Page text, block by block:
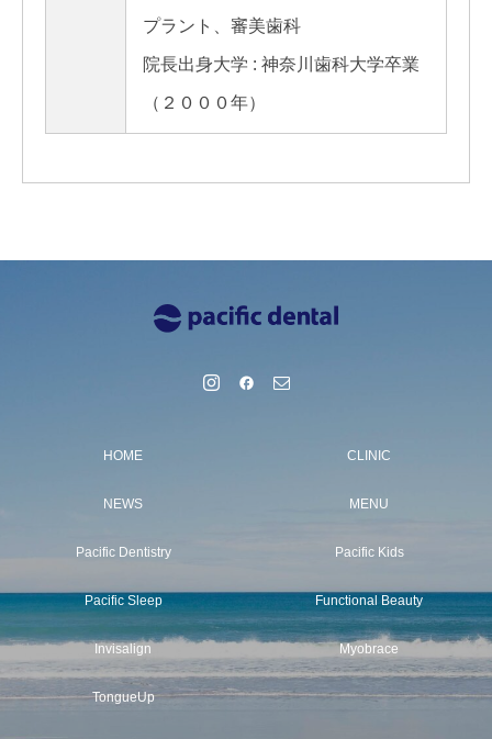
プラント、審美歯科
院長出身大学 : 神奈川歯科大学卒業
（２０００年）
HOME CLINIC
NEWS MENU
Pacific Dentistry Pacific Kids
Pacific Sleep Functional Beauty
Invisalign Myobrace
TongueUp